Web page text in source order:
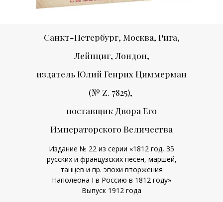
Санкт-Петербург, Москва, Рига,
Лейпциг, Лондон,
издатель Юлий Генрих Циммерман
(№ Z. 7825),
поставщик Двора Его
Императорского Величества
Издание № 22 из серии «1812 год, 35
русских и французских песен, маршей,
танцев и пр. эпохи вторжения
Наполеона I в Россию в 1812 году»
Выпуск 1912 года